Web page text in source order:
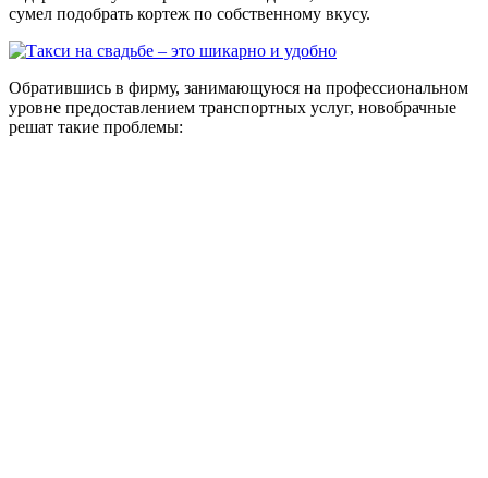
сумел подобрать кортеж по собственному вкусу.
Обратившись в фирму, занимающуюся на профессиональном
уровне предоставлением транспортных услуг, новобрачные
решат такие проблемы: